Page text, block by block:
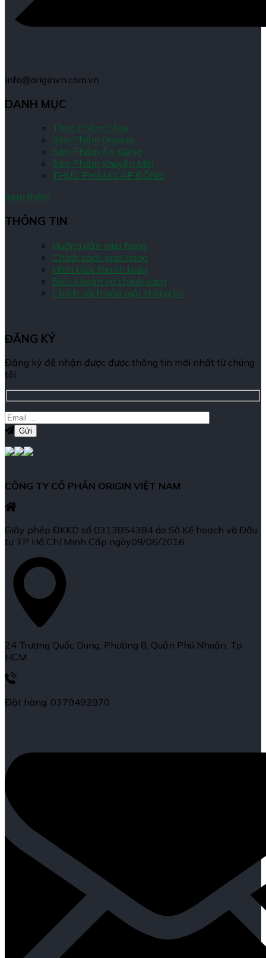
info@originvn.com.vn
DANH MỤC
Thực Phẩm Chay
Sản Phẩm Organic
Sản Phẩm Ăn Kiêng
Sản Phẩm Khuyến Mãi
THỰC PHẨM CẤP ĐÔNG
Xem thêm
THÔNG TIN
Hướng dẫn mua hàng
Chính sách giao hàng
Hình thức thanh toán
Điều khoản và chính sách
Chính sách bảo mật thông tin
ĐĂNG KÝ
Đăng ký để nhận được được thông tin mới nhất từ chúng
tôi.
CÔNG TY CỔ PHẦN ORIGIN VIỆT NAM
Giấy phép ĐKKD số 0313854384 do Sở Kế hoạch và Đầu
tư TP Hồ Chí Minh Cấp ngày09/06/2016
24 Trương Quốc Dung, Phường 8, Quận Phú Nhuận, Tp
HCM
Đặt hàng: 0379492970